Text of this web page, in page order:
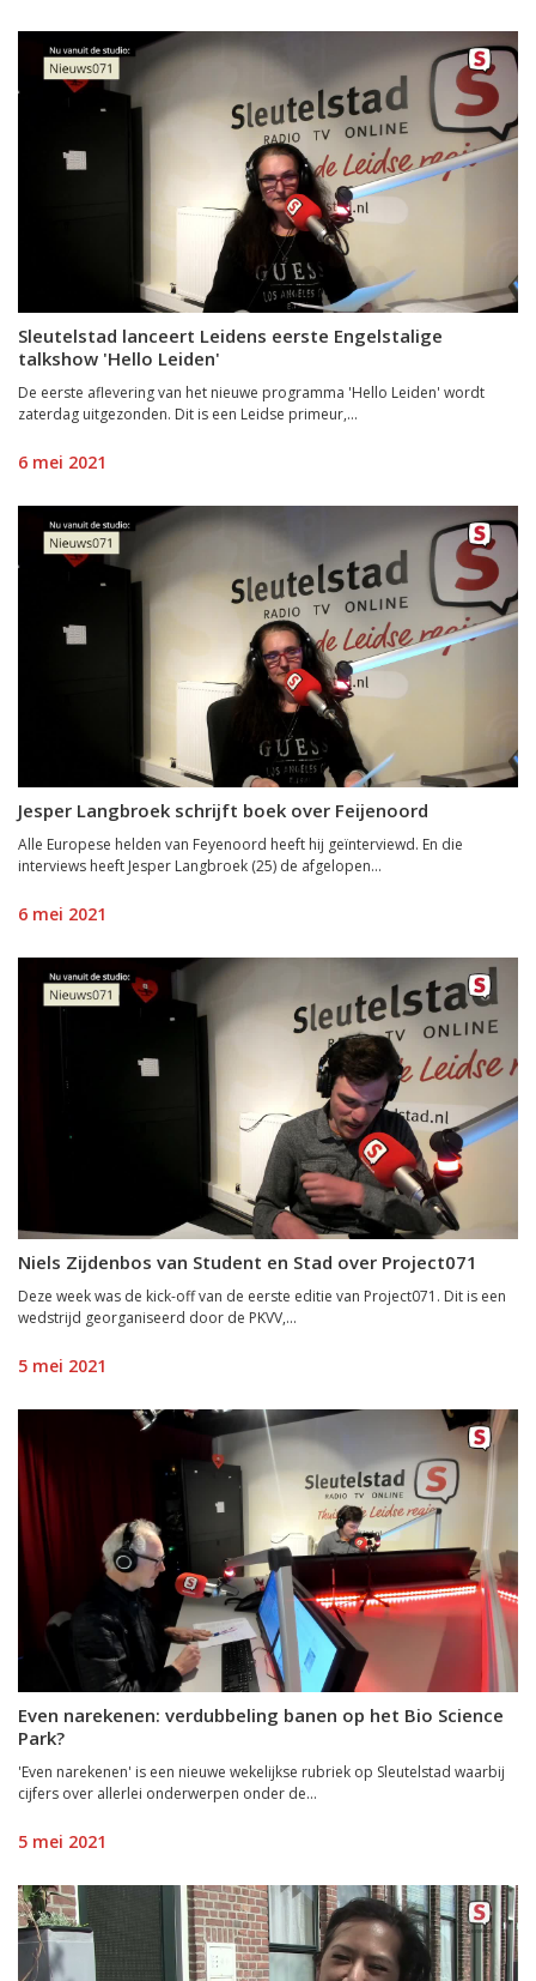
Sleutelstad lanceert Leidens eerste Engelstalige
talkshow 'Hello Leiden'
De eerste aflevering van het nieuwe programma 'Hello Leiden' wordt
zaterdag uitgezonden. Dit is een Leidse primeur,...
6 mei 2021
Jesper Langbroek schrijft boek over Feijenoord
Alle Europese helden van Feyenoord heeft hij geïnterviewd. En die
interviews heeft Jesper Langbroek (25) de afgelopen...
6 mei 2021
Niels Zijdenbos van Student en Stad over Project071
Deze week was de kick-off van de eerste editie van Project071. Dit is een
wedstrijd georganiseerd door de PKVV,...
5 mei 2021
Even narekenen: verdubbeling banen op het Bio Science
Park?
'Even narekenen' is een nieuwe wekelijkse rubriek op Sleutelstad waarbij
cijfers over allerlei onderwerpen onder de...
5 mei 2021